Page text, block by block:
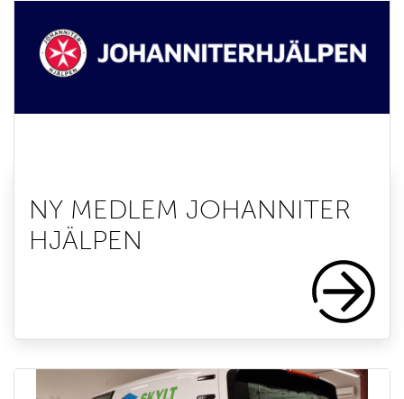
NY MEDLEM JOHANNITER
HJÄLPEN